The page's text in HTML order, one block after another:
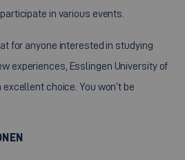
in various events.
for anyone interested in studying
experiences, Esslingen University of
choice. You won’t be